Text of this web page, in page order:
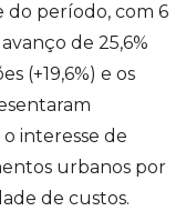
do período, com 6
de 25,6%
(+19,6%) e os
interesse de
urbanos por
de custos.